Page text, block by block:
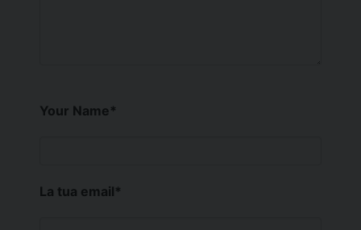
Your Name*
La tua email*